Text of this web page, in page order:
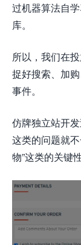
过机器算法自
库。
所以，我们在
捉好搜索、加
事件。
仿牌独立站开
这类的问题就
物”这类的关键